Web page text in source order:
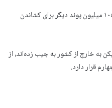
باشگاه آرسنال، نایب قهرمان فصل گذشته لیگ جزیره ۶۵ میلیون پوند برای کای هاوارتز پرداخت کرد و سپس ۱۰۵ میلیون پوند دیگر برای کشاندن
به خارج از کشور به جیب زده‌اند، از
قرار دارد.